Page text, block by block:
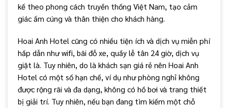
kế theo phong cách truyền thống Việt Nam, tạo cảm
giác ấm cúng và thân thiện cho khách hàng.
Hoai Anh Hotel cũng có nhiều tiện ích và dịch vụ miễn phí
hấp dẫn như wifi, bãi đỗ xe, quầy lễ tân 24 giờ, dịch vụ
giặt là. Tuy nhiên, do là khách sạn giá rẻ nên Hoai Anh
Hotel có một số hạn chế, ví dụ như phòng nghỉ không
được rộng rãi và đa dạng, không có hồ bơi và trang thiết
bị giải trí. Tuy nhiên, nếu bạn đang tìm kiếm một chỗ